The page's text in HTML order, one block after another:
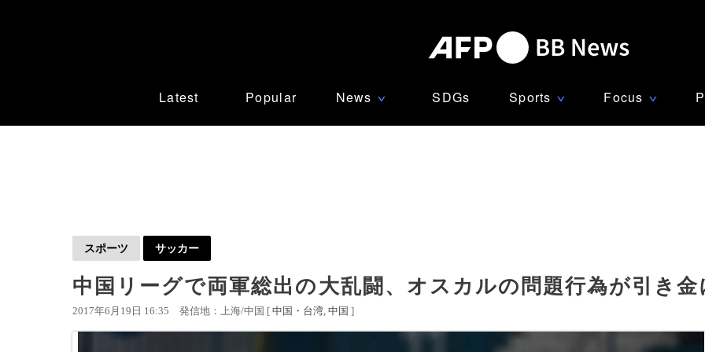
Latest Popular News ∨ SDGs Sports ∨ Focus ∨
スポーツ サッカー
中国リーグで両軍総出の大乱闘、オスカルの問題行為が引き金
2017年6月19日 16:35 発信地：上海/中国 [ 中国・台湾 中国 ]